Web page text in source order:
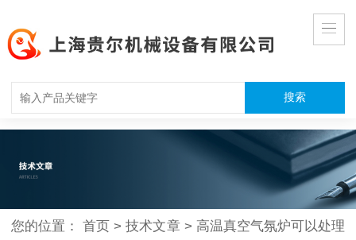
您的位置：首页 > 技术文章 > 高温真空气氛炉可以处理